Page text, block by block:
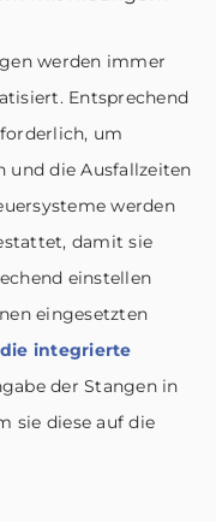
werden immer
Entsprechend
um
und die Ausfallzeiten
werden
damit sie
einstellen
eingesetzten
die integrierte
der Stangen in
sie diese auf die